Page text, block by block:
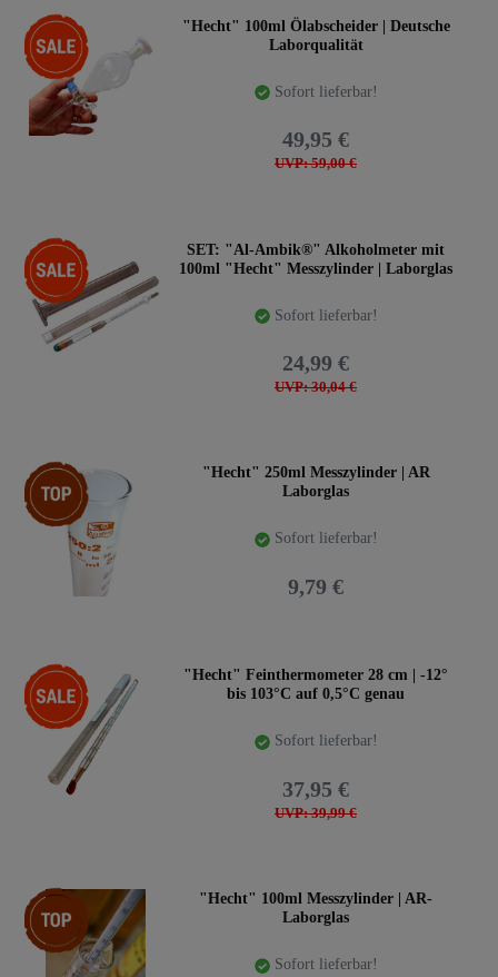
-15%
"Hecht" 100ml Ölabscheider | Deutsche
Laborqualität
Sofort lieferbar!
UVP: 59,00 €
49,95 €
-17%
SET: "Al-Ambik®" Alkoholmeter mit
100ml "Hecht" Messzylinder | Laborglas
Sofort lieferbar!
UVP: 30,04 €
24,99 €
Top-Artikel
"Hecht" 250ml Messzylinder | AR
Laborglas
Sofort lieferbar!
9,79 €
-5%
"Hecht" Feinthermometer 28 cm | -12°
bis 103°C auf 0,5°C genau
Sofort lieferbar!
UVP: 39,99 €
37,95 €
Top-Artikel
"Hecht" 100ml Messzylinder | AR-
Laborglas
Sofort lieferbar!